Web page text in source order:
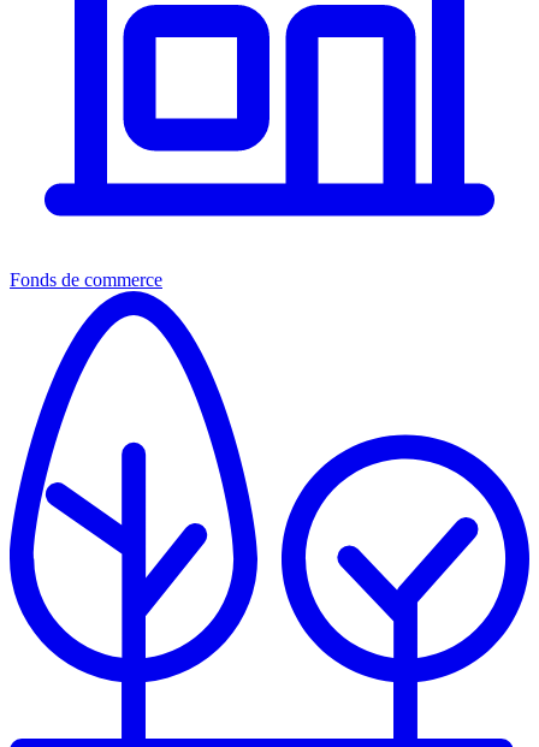
Fonds de commerce